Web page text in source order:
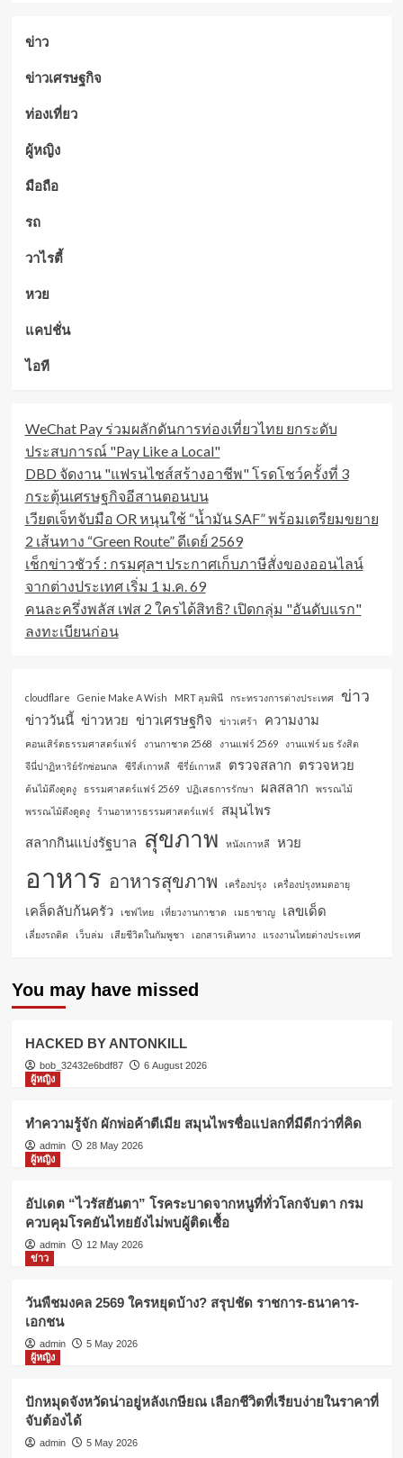
ข่าว
ข่าวเศรษฐกิจ
ท่องเที่ยว
ผู้หญิง
มือถือ
รถ
วาไรตี้
หวย
แคปชั่น
ไอที
WeChat Pay ร่วมผลักดันการท่องเที่ยวไทย ยกระดับ
ประสบการณ์ "Pay Like a Local"
DBD จัดงาน "แฟรนไชส์สร้างอาชีพ" โรดโชว์ครั้งที่ 3
กระตุ้นเศรษฐกิจอีสานตอนบน
เวียตเจ็ทจับมือ OR หนุนใช้ “น้ำมัน SAF” พร้อมเตรียมขยาย
2 เส้นทาง “Green Route” ดีเดย์ 2569
เช็กข่าวชัวร์ : กรมศุลฯ ประกาศเก็บภาษีสั่งของออนไลน์
จากต่างประเทศ เริ่ม 1 ม.ค. 69
คนละครึ่งพลัส เฟส 2 ใครได้สิทธิ? เปิดกลุ่ม "อันดับแรก"
ลงทะเบียนก่อน
cloudflare Genie Make A Wish MRT ลุมพินี กระทรวงการต่างประเทศ ข่าว
ข่าววันนี้ ข่าวหวย ข่าวเศรษฐกิจ ข่าวเศร้า ความงาม
คอนเสิร์ตธรรมศาสตร์แฟร์ งานกาชาด 2568 งานแฟร์ 2569
งานแฟร์ มธ รังสิต
จีนี่ปาฏิหาริย์รักซ่อนกล
ซีรีส์เกาหลี ซีรี่ย์เกาหลี ตรวจสลาก ตรวจหวย
ต้นไม้ดึงดูดงู ธรรมศาสตร์แฟร์ 2569 ปฏิเสธการรักษา ผลสลาก
พรรณไม้
พรรณไม้ดึงดูดงู
ร้านอาหารธรรมศาสตร์แฟร์
สมุนไพร
สลากกินแบ่งรัฐบาล สุขภาพ หนังเกาหลี หวย
อาหาร อาหารสุขภาพ เครื่องปรุง เครื่องปรุงหมดอายุ
เคล็ดลับก้นครัว เชฟไทย เที่ยวงานกาชาด เมธาชาญ เลขเด็ด
เลี่ยงรถติด เว็บล่ม เสียชีวิตในกัมพูชา เอกสารเดินทาง แรงงานไทยต่างประเทศ
You may have missed
HACKED BY ANTONKILL
bob_32432e6bdf87
6 August 2026
ผู้หญิง
ทำความรู้จัก ผักพ่อค้าตีเมีย สมุนไพรชื่อแปลกที่มีดีกว่าที่คิด
admin
28 May 2026
ผู้หญิง
อัปเดต “ไวรัสฮันตา” โรคระบาดจากหนูที่ทั่วโลกจับตา กรม
ควบคุมโรคยันไทยยังไม่พบผู้ติดเชื้อ
admin
12 May 2026
ข่าว
วันพืชมงคล 2569 ใครหยุดบ้าง? สรุปชัด ราชการ-ธนาคาร-
เอกชน
admin
5 May 2026
ผู้หญิง
ปักหมุดจังหวัดน่าอยู่หลังเกษียณ เลือกชีวิตที่เรียบง่ายในราคาที่
จับต้องได้
admin 5 May 2026